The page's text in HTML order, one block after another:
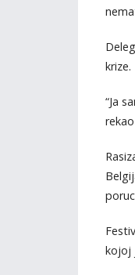
krize.
“Ja
kojoj